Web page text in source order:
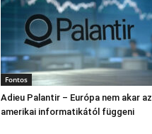
Fontos
Adieu Palantir – Európa nem akar az
amerikai informatikától függeni